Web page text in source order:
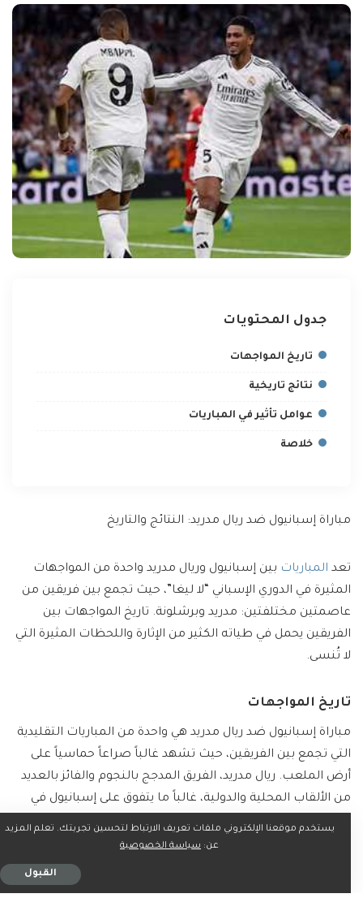
جدول المحتويات
تاريخ المواجهات
نتائج تاريخية
عوامل تأثير في المباريات
خلاصة
مباراة إسبانيول ضد ريال مدريد: النتائج والتاريخ
تعد المباريات بين إسبانيول وريال مدريد واحدة من المواجهات
المثيرة في الدوري الإسباني “لا ليغا”، حيث تجمع بين فريقين من
عاصمتين مختلفتين: مدريد وبرشلونة. تاريخ المواجهات بين
الفريقين يحمل في طياته الكثير من الإثارة واللحظات المثيرة التي
لا تُنسى.
تاريخ المواجهات
مباراة إسبانيول ضد ريال مدريد هي واحدة من المباريات التقليدية
التي تجمع بين الفريقين، حيث تشهد غالباً صراعاً حماسياً على
أرض الملعب. ريال مدريد، الفريق المدجج بالنجوم والفائز بالعديد
من الألقاب المحلية والدولية، غالباً ما يتفوق على إسبانيول في
غالبية المباريات. ولكن في بعض الأحيان، يتسبب إسبانيول في
مفاجآت على ملعبه أو خارج ملعبه، مما يضيف المزيد من الإثارة
يستخدم موقعنا الإلكتروني ملفات تعريف الارتباط لتحسين تجربتك. تعلم المزيد
عن: سياسة الخصوصية
القبول